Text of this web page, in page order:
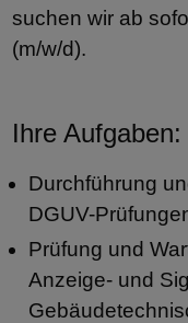
suchen wir ab
(m/w/d).
Ihre Aufgaben:
Durchführung
DGUV-
Prüfung und
Anzeige- und